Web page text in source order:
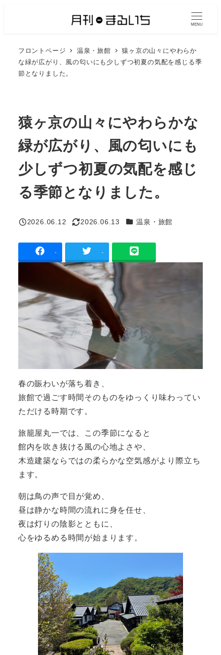
MENU
フロントページ 温泉・旅館
猿ヶ京の山々にやわらか
な緑が広がり、風の匂いにも少しずつ初夏の気配を感じる季
節となりました。
猿ヶ京の山々にやわらかな
緑が広がり、風の匂いにも
少しずつ初夏の気配を感じ
る季節となりました。
投稿日
2026.06.12
更新日
2026.06.13 カテゴリー
温泉・旅館
- -
春の賑わいが落ち着き、
旅館で過ごす時間そのものをゆっくり味わってい
ただける時期です。
旅籠屋丸一では、この季節になると
館内を吹き抜ける風の心地よさや、
木造建築ならではの柔らかな空気感がより際立ち
ます。
朝は鳥の声で目が覚め、
昼は静かな時間の流れに身を任せ、
夜は灯りの陰影とともに、
心をゆるめる時間が始まります。